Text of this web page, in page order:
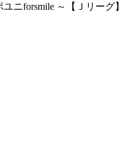
ニforsmile ～【Ｊリーグ】